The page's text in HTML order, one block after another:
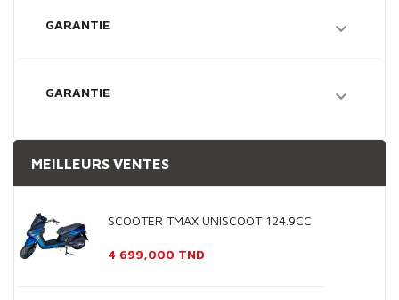
GARANTIE 
GARANTIE 
MEILLEURS VENTES
SCOOTER TMAX UNISCOOT 124.9CC
Prix
4 699,000 TND